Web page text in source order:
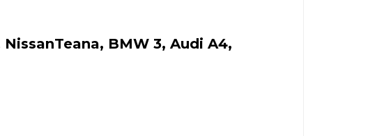
BMW 3, Audi A4,